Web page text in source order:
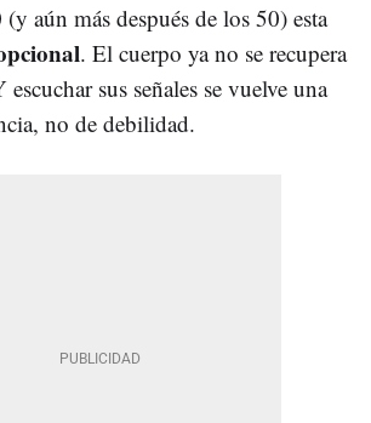
aún más después de los 50) esta
. El cuerpo ya no se recupera
sus señales se vuelve una
no de debilidad.